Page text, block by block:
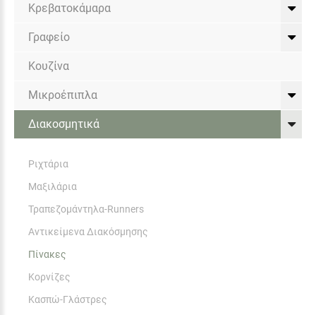
Κρεβατοκάμαρα
Γραφείο
Κουζίνα
Μικροέπιπλα
Διακοσμητικά
Ριχτάρια
Μαξιλάρια
Τραπεζομάντηλα-Runners
Αντικείμενα Διακόσμησης
Πίνακες
Κορνίζες
Κασπώ-Γλάστρες